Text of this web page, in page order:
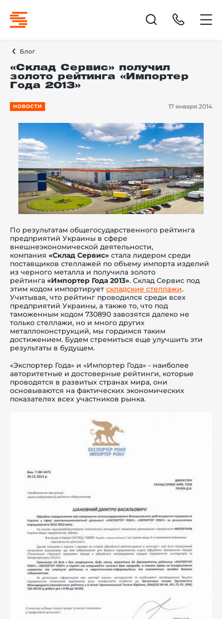
Блог
«Склад Сервис» получил
золото рейтинга «Импортер
Года 2013»
НОВОСТИ 17 января 2014
По результатам общегосударственного рейтинга
предприятий Украины в сфере
внешнеэкономической деятельности,
компания «Склад Сервис» стала лидером среди
поставщиков стеллажей по объему импорта изделий
из черного металла и получила золото
рейтинга «Импортер Года 2013». Склад Сервис под
этим кодом импортирует складские стеллажи.
Учитывая, что рейтинг проводился среди всех
предприятий Украины, а также то, что под
таможенным кодом 730890 завозятся далеко не
только стеллажи, но и много других
металлоконструкций, мы гордимся таким
достижением. Будем стремиться еще улучшить эти
результаты в будущем.
«Экспортер Года» и «Импортер Года» - наиболее
авторитетные и достоверные рейтинги, которые
проводятся в развитых странах мира, они
основываются на фактических экономических
показателях всех участников рынка.